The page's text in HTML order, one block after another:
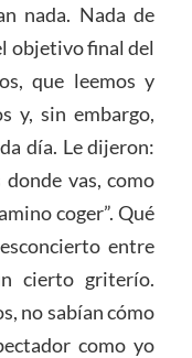
nada. Nada de
objetivo final del
que leemos y
y, sin embargo,
día. Le dijeron:
donde vas, como
coger”. Qué
entre
cierto griterío.
no sabían cómo
como yo